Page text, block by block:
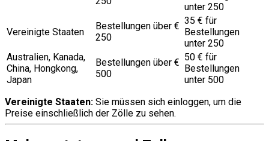
unter 250
Vereinigte Staaten
Bestellungen über €
250
35 € für
Bestellungen
unter 250
Australien, Kanada,
China, Hongkong,
Japan
Bestellungen über €
500
50 € für
Bestellungen
unter 500
Vereinigte Staaten: Sie müssen sich einloggen, um die
Preise einschließlich der Zölle zu sehen.